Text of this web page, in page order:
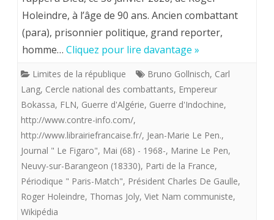
30
janvier
Roger
Holeindre
rappelé
à
Dieu
Holeindre, à l’âge de 90 ans. Ancien combattant
(para), prisonnier politique, grand reporter,
homme… Cliquez pour lire davantage »
Limites de la république Bruno Gollnisch, Carl
Lang, Cercle national des combattants, Empereur
Bokassa, FLN, Guerre d'Algérie, Guerre d'Indochine,
http://www.contre-info.com/,
http://www.librairiefrancaise.fr/, Jean-Marie Le Pen.,
Journal " Le Figaro", Mai (68) - 1968-, Marine Le Pen,
Neuvy-sur-Barangeon (18330), Parti de la France,
Périodique " Paris-Match", Président Charles De Gaulle,
Roger Holeindre, Thomas Joly, Viet Nam communiste,
Wikipédia